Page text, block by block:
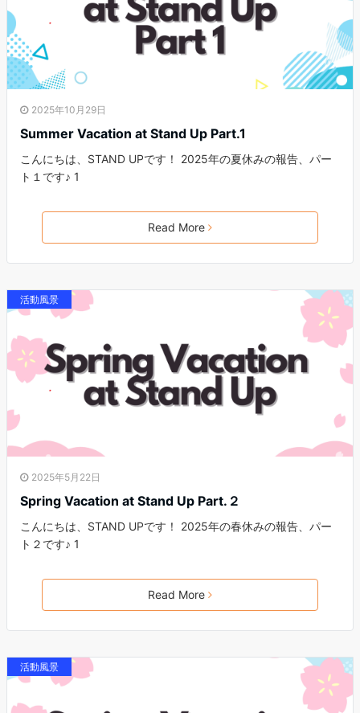
2025年10月29日
Summer Vacation at Stand Up Part.1
こんにちは、STAND UPです！ 2025年の夏休みの報告、パー
ト１です♪ 1
Read More
活動風景
2025年5月22日
Spring Vacation at Stand Up Part.２
こんにちは、STAND UPです！ 2025年の春休みの報告、パー
ト２です♪ 1
Read More
活動風景